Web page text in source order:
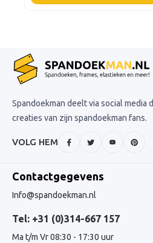
Spandoekman deelt via social media
creaties van zijn spandoekman fans.
VOLG HEM
Contactgegevens
Info@spandoekman.nl
Tel: +31 (0)314-667 157
Ma t/m Vr 08:30 - 17:30 uur